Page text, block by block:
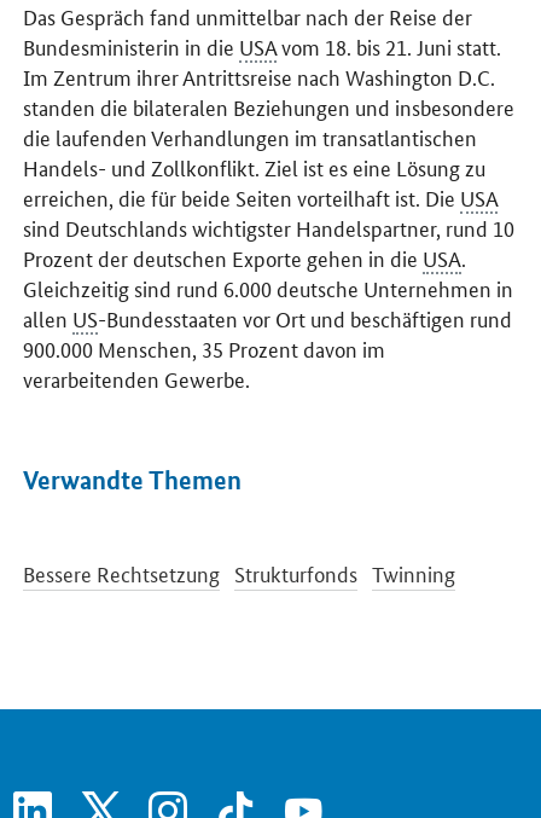
Das Gespräch fand unmittelbar nach der Reise der
Bundesministerin in die USAvom 18. bis 21. Juni statt.
Im Zentrum ihrer Antrittsreise nachWashington D.C.
standen die bilateralen Beziehungen und insbesondere
die laufenden Verhandlungen im transatlantischen
Handels- und Zollkonflikt. Ziel ist es eine Lösung zu
erreichen, die für beide Seiten vorteilhaft ist. Die USA
sind Deutschlands wichtigster Handelspartner, rund 10
Prozent der deutschen Exporte gehen in die USA.
Gleichzeitig sind rund 6.000 deutsche Unternehmen in
allen US-Bundesstaaten vor Ort und beschäftigen rund
900.000 Menschen, 35 Prozent davon im
verarbeitenden Gewerbe.
Verwandte Themen
Bessere Rechtsetzung Strukturfonds Twinning
linkedin instagram tiktok youtube